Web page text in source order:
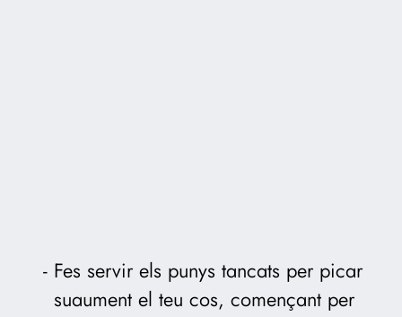
Fes servir els punys tancats per picar
suaument el teu cos, començant per